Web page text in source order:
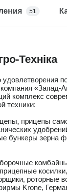
51
Техніка
«Запад-
комплекс
техники:
прицепы
бункеры зерна
роторные
Krone,